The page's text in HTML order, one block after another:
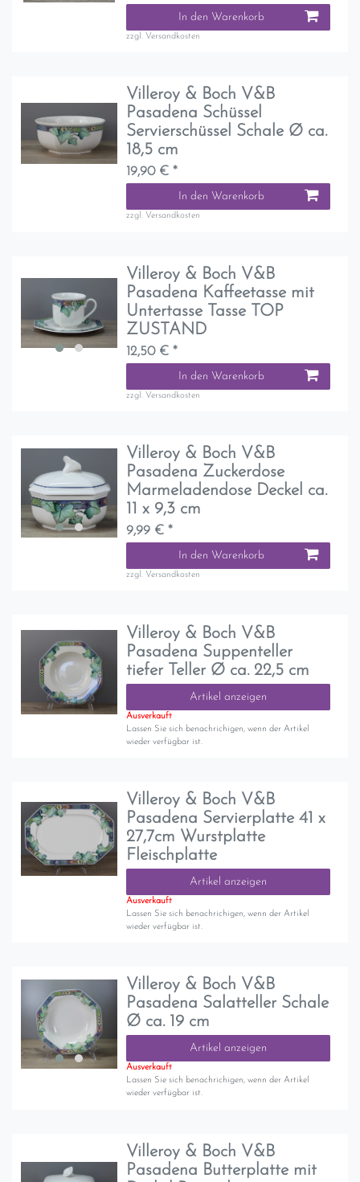
In den Warenkorb
zzgl. Versandkosten
Villeroy & Boch V&B
Pasadena Schüssel
Servierschüssel Schale Ø ca.
18,5 cm
19,90 € *
In den Warenkorb
zzgl. Versandkosten
Villeroy & Boch V&B
Pasadena Kaffeetasse mit
Untertasse Tasse TOP
ZUSTAND
12,50 € *
In den Warenkorb
zzgl. Versandkosten
Villeroy & Boch V&B
Pasadena Zuckerdose
Marmeladendose Deckel ca.
11 x 9,3 cm
9,99 € *
In den Warenkorb
zzgl. Versandkosten
Villeroy & Boch V&B
Pasadena Suppenteller
tiefer Teller Ø ca. 22,5 cm
Artikel anzeigen
Ausverkauft
Lassen Sie sich benachrichigen, wenn der Artikel
wieder verfügbar ist.
Villeroy & Boch V&B
Pasadena Servierplatte 41 x
27,7cm Wurstplatte
Fleischplatte
Artikel anzeigen
Ausverkauft
Lassen Sie sich benachrichigen, wenn der Artikel
wieder verfügbar ist.
Villeroy & Boch V&B
Pasadena Salatteller Schale
Ø ca. 19 cm
Artikel anzeigen
Ausverkauft
Lassen Sie sich benachrichigen, wenn der Artikel
wieder verfügbar ist.
Villeroy & Boch V&B
Pasadena Butterplatte mit